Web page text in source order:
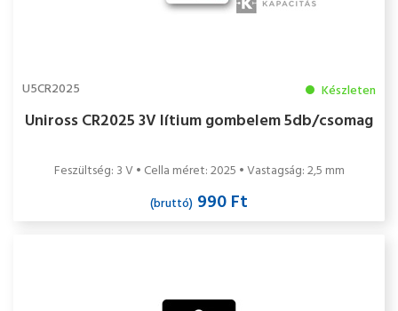
U5CR2025 Készleten
Uniross CR2025 3V lítium gombelem 5db/csomag
Feszültség: 3 V • Cella méret: 2025 • Vastagság: 2,5 mm
(bruttó) 990 Ft